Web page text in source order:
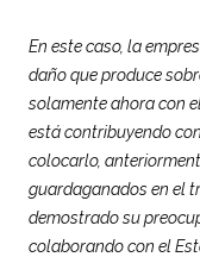
En este caso, la
daño que produce
solamente ahora con
está contribuyendo
colocarlo,
guardaganados en el
demostrado su
colaborando con el